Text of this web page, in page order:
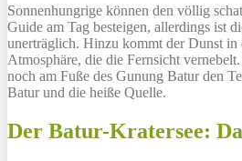
Sonnenhungrige können den völlig
Guide am Tag besteigen, allerdings ist
unerträglich. Hinzu kommt der Dunst in
Atmosphäre, die die Fernsicht
noch am Fuße des Gunung Batur den
Batur und die heiße Quelle.
Der Batur-Kratersee: